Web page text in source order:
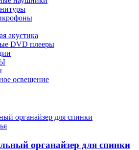
акустика
DVD плееры
освещение
органайзер для спинки